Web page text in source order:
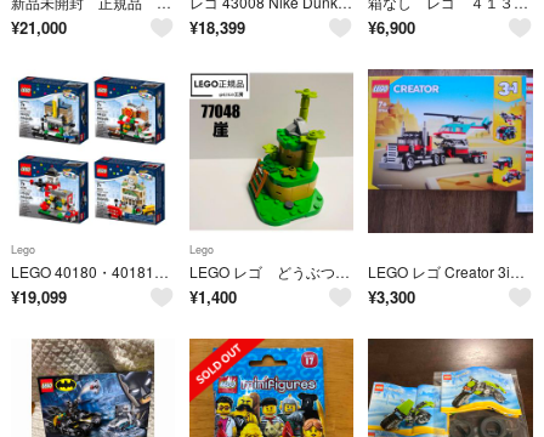
¥21,000 ¥18,399 ¥6,900
Lego
LEGO 40180・40181・40182・40183 全4種類セット
¥19,099
Lego
LEGO レゴ どうぶつの森 77048 より 崖 説明書付
¥1,400
LEGO レゴ Creator 3in1 31146/40700 2つセット
¥3,300